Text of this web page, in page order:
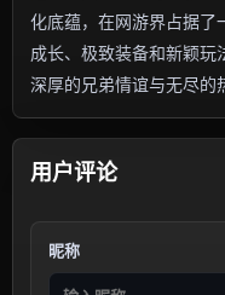
化底蕴，在网游界占据了
成长、极致装备和新颖玩
深厚的兄弟情谊与无尽的
用户评论
昵称